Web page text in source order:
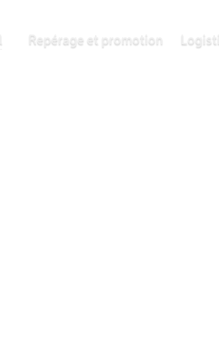
Repérage et promotion